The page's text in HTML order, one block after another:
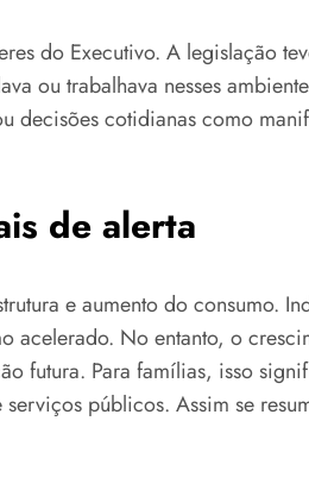
do Executivo. A legislação
ou trabalhava nesses
cotidianas como
de alerta
e aumento do consumo.
acelerado. No entanto, o
futura. Para famílias, isso
públicos. Assim se